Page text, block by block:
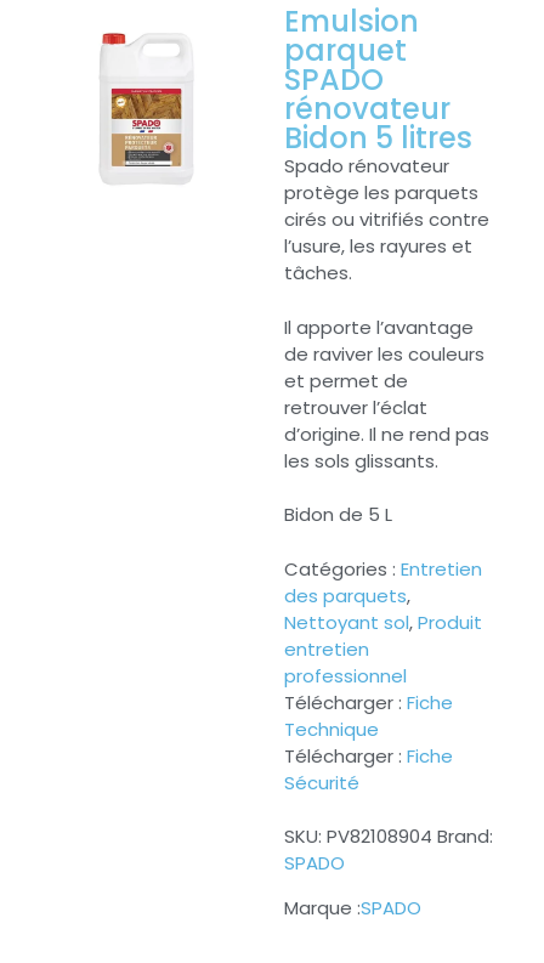
Emulsion
parquet
SPADO
rénovateur
Bidon 5 litres
Spado rénovateur
protège les parquets
cirés ou vitrifiés contre
l’usure, les rayures et
tâches.
Il apporte l’avantage
de raviver les couleurs
et permet de
retrouver l’éclat
d’origine. Il ne rend pas
les sols glissants.
Bidon de 5 L
Catégories : Entretien
des parquets,
Nettoyant sol,Produit
entretien
professionnel
Télécharger : Fiche
Technique
Télécharger : Fiche
Sécurité
SKU: PV82108904 Brand:
SPADO
SPADO